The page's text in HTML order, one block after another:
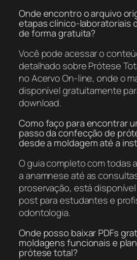
Onde encontro o arquivo
etapas clínico-laboratoriais
de forma gratuita?
Você pode acessar o
detalhado sobre Prótese
no Acervo On-line, onde o
disponível gratuitamente
download.
Como faço para encontrar
passo da confecção de
desde a moldagem até a
O guia completo com todas
a anamnese até as
proservação, está
post para estudantes e
odontologia.
Onde posso baixar PDFs
moldagens funcionais e
prótese total?